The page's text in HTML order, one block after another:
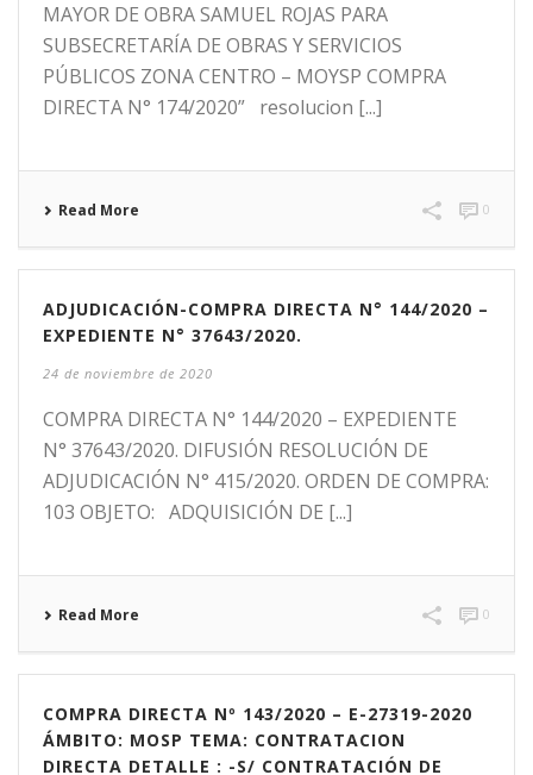
MAYOR DE OBRA SAMUEL ROJAS PARA
SUBSECRETARÍA DE OBRAS Y SERVICIOS
PÚBLICOS ZONA CENTRO – MOYSP COMPRA
DIRECTA N° 174/2020” resolucion [...]
Read More 0
ADJUDICACIÓN-COMPRA DIRECTA N° 144/2020 –
EXPEDIENTE N° 37643/2020.
24 de noviembre de 2020
COMPRA DIRECTA N° 144/2020 – EXPEDIENTE
N° 37643/2020. DIFUSIÓN RESOLUCIÓN DE
ADJUDICACIÓN N° 415/2020. ORDEN DE COMPRA:
103 OBJETO: ADQUISICIÓN DE [...]
Read More 0
COMPRA DIRECTA Nº 143/2020 – E-27319-2020
ÁMBITO: MOSP TEMA: CONTRATACION
DIRECTA DETALLE : -S/ CONTRATACIÓN DE